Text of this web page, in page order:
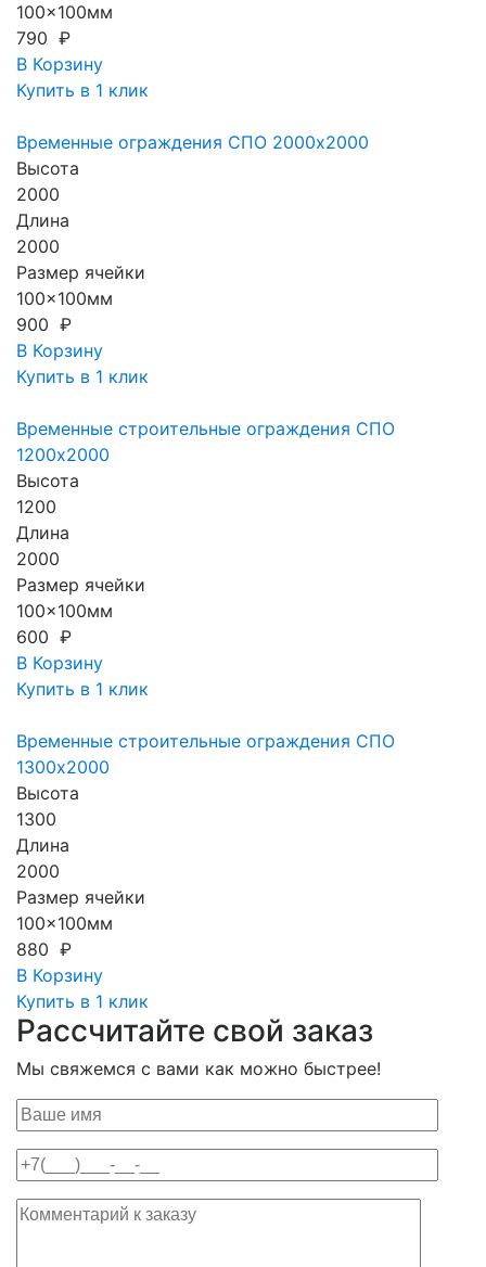
100x100мм
790 ₽
В Корзину
Купить в 1 клик
Временные ограждения СПО 2000х2000
Высота
2000
Длина
2000
Размер ячейки
100x100мм
900 ₽
В Корзину
Купить в 1 клик
Временные строительные ограждения СПО
1200х2000
Высота
1200
Длина
2000
Размер ячейки
100x100мм
600 ₽
В Корзину
Купить в 1 клик
Временные строительные ограждения СПО
1300х2000
Высота
1300
Длина
2000
Размер ячейки
100x100мм
880 ₽
В Корзину
Купить в 1 клик
Рассчитайте свой заказ
Мы свяжемся с вами как можно быстрее!